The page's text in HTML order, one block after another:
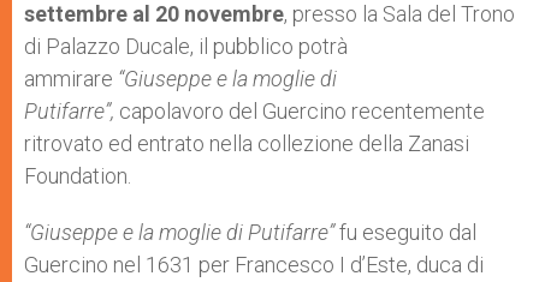
settembre al 20 novembre, presso la Sala del Trono
di Palazzo Ducale, il pubblico potrà
ammirare “Giuseppe e la moglie di
Putifarre”, capolavoro del Guercino recentemente
ritrovato ed entrato nella collezione della Zanasi
Foundation.
“Giuseppe e la moglie di Putifarre”fu eseguito dal
Guercino nel 1631 per Francesco I d’Este, duca di